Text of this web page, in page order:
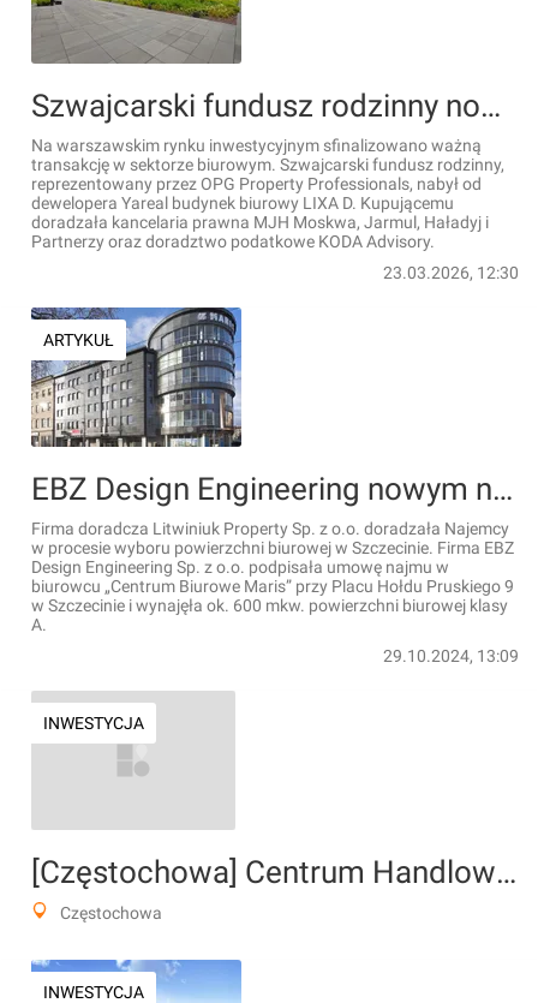
Szwajcarski fundusz rodzinny nowym właścicielem dużego biurowca w Warszawie
Na warszawskim rynku inwestycyjnym sfinalizowano ważną
transakcję w sektorze biurowym. Szwajcarski fundusz rodzinny,
reprezentowany przez OPG Property Professionals, nabył od
dewelopera Yareal budynek biurowy LIXA D. Kupującemu
doradzała kancelaria prawna MJH Moskwa, Jarmul, Haładyj i
Partnerzy oraz doradztwo podatkowe KODA Advisory.
23.03.2026, 12:30
ARTYKUŁ
EBZ Design Engineering nowym najemcą Centrum Biurowego Maris w Szczecinie
Firma doradcza Litwiniuk Property Sp. z o.o. doradzała Najemcy
w procesie wyboru powierzchni biurowej w Szczecinie. Firma EBZ
Design Engineering Sp. z o.o. podpisała umowę najmu w
biurowcu „Centrum Biurowe Maris” przy Placu Hołdu Pruskiego 9
w Szczecinie i wynajęła ok. 600 mkw. powierzchni biurowej klasy
A.
29.10.2024, 13:09
INWESTYCJA
[Częstochowa] Centrum Handlowe "IKEA"
Częstochowa
INWESTYCJA